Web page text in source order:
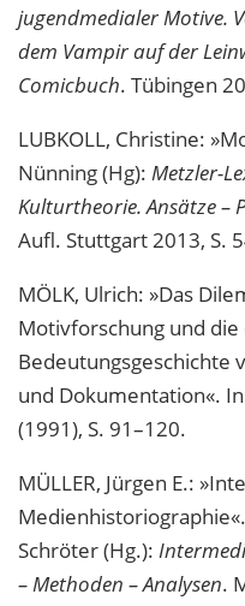
jugendmedialer Motive.
dem Vampir auf der
Comicbuch. Tübingen
LUBKOLL, Christine:
Nünning (Hg): Metzler-
Kulturtheorie. Ansätze –
Aufl. Stuttgart 2013, S.
MÖLK, Ulrich: »Das
Motivforschung und die
Bedeutungsgeschichte
und Dokumentation«.
(1991), S. 91–120.
MÜLLER, Jürgen E.:
Schröter (Hg.):
– Methoden – Analysen.